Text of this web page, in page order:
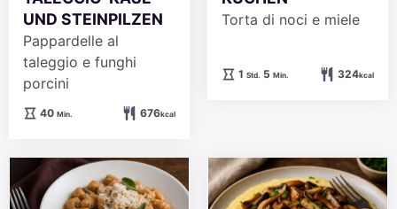
UND STEINPILZEN
Pappardelle al
taleggio e funghi
porcini
40Minuten
Min. 676kcal
Torta di noci e miele
1Stunde
Std. 5Minuten
Min. 324kcal